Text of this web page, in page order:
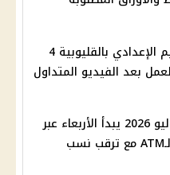
حبس مدير التعليم الإعدادي بالقليوبية 4
بعد الفيديو المتداول
صرف معاشات يوليو 2026 يبدأ الأربعاء عبر
البريد وماكينات الـATM مع ترقب نسب